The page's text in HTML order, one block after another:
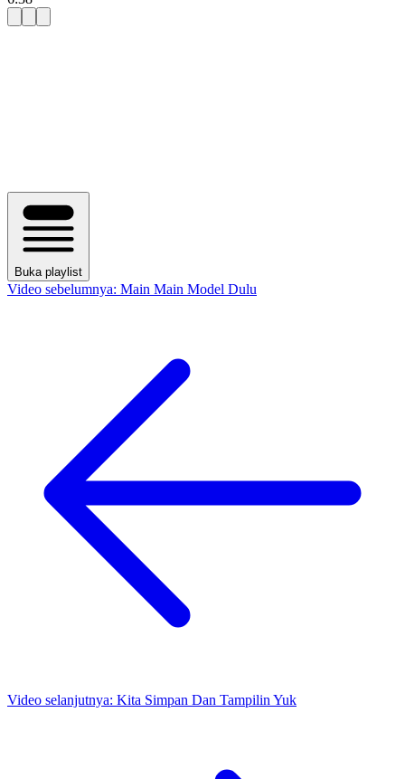
Buka playlist
Video sebelumnya: Main Main Model Dulu
Video selanjutnya: Kita Simpan Dan Tampilin Yuk